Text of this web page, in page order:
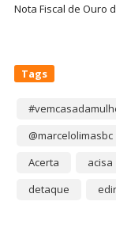
Nota Fiscal de Ouro
Tags
@marcelolimasbc
Acerta
acisa
detaque
edir